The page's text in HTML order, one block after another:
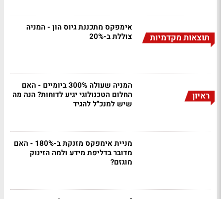
תוצאות מקדמיות
אימפקס מתכננת גיוס הון - המניה
צוללת ב-20%
ראיון
המניה שעולה 300% ביומיים - האם
החלום הטכנולוגי יגיע לדוחות? הנה מה
שיש למנכ"ל להגיד
מניית אימפקס מזנקת ב-180% - האם
מדובר בדליפת מידע ולמה הזינוק
מוגזם?